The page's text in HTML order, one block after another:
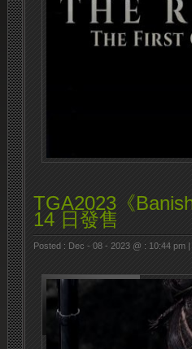
TGA2023《
14 日發售
Posted : Dec - 08 - 2023 @ : 10:44 pm |